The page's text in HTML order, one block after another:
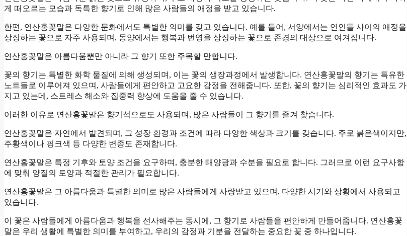
게 떠오르는 모습과 독특한 향기로 인해 많은 사람들의 애정을 받고 있습니다.
한편, 연산홍꽃말은 다양한 문화에서도 특별한 의미를 갖고 있습니다. 예를 들어, 서양에서는 연인들 사이의 애정을
상징하는 꽃으로 자주 사용되며, 동양에서는 행복과 번영을 상징하는 꽃으로 존경의 대상으로 여겨집니다.
연산홍꽃말은 아름다움뿐만 아니라 그 향기 또한 주목할 만합니다.
꽃의 향기는 특별한 화학 물질에 의해 생성되며, 이는 꽃의 생장과정에서 발생합니다. 연산홍꽃말의 향기는 특유한
노트들로 이루어져 있으며, 사람들에게 편안하고 고요한 감정을 전해줍니다. 또한, 꽃의 향기는 심리적인 효과도 가
지고 있는데, 스트레스 해소와 집중력 향상에 도움을 줄 수 있습니다.
이러한 이유로 연산홍꽃말은 향기석으로도 사용되며, 많은 사람들이 그 향기를 즐겨 찾습니다.
연산홍꽃말은 자연에서 발견되며, 그 성장 환경과 조건에 따라 다양한 색상과 크기를 갖습니다. 주로 붉은색이지만,
주황색이나 핑크색 등 다양한 변종도 존재합니다.
연산홍꽃말은 특정 기후와 토양 조건을 요구하며, 충분한 태양광과 수분을 필요로 합니다. 그러므로 이런 요구사항
에 맞춰 양질의 토양과 적절한 관리가 필요합니다.
연산홍꽃말은 그 아름다움과 특별한 의미로 많은 사람들에게 사랑받고 있으며, 다양한 시기와 상황에서 사용되고
있습니다.
이 꽃은 사람들에게 아름다움과 행복을 선사해주는 동시에, 그 향기로 사람들을 편안하게 만들어줍니다. 연산홍꽃
말은 우리 생활에 특별한 의미를 부여하고, 우리의 감정과 기분을 전달하는 중요한 꽃 중 하나입니다.